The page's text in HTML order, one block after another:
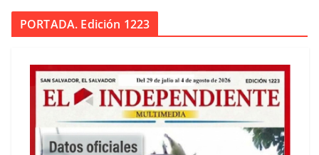
PORTADA. Edición 1223